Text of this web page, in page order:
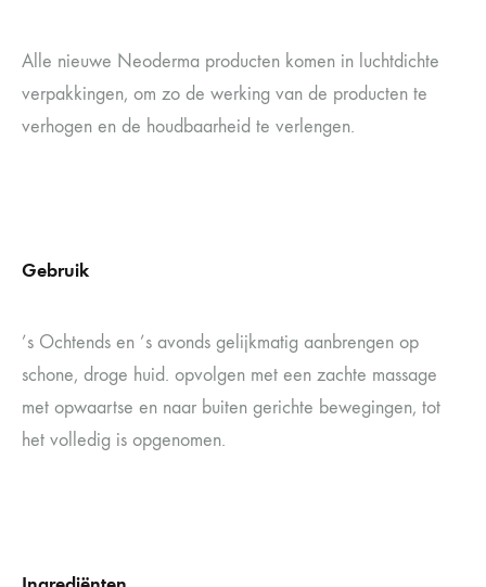
Alle nieuwe Neoderma producten komen in luchtdichte
verpakkingen, om zo de werking van de producten te
verhogen en de houdbaarheid te verlengen.
Gebruik
’s Ochtends en ’s avonds gelijkmatig aanbrengen op
schone, droge huid. opvolgen met een zachte massage
met opwaartse en naar buiten gerichte bewegingen, tot
het volledig is opgenomen.